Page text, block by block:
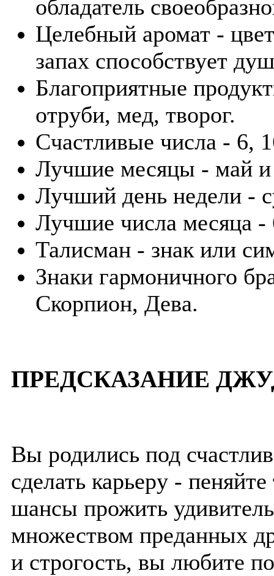
обладатель
Целебный аромат -
запах способствует
Благоприятные
отруби, мед, творог.
Счастливые числа - 6,
Лучшие месяцы - май
Лучший день недели -
Лучшие числа месяца -
Талисман - знак или
Знаки гармоничного
Скорпион, Дева.
ПРЕДСКАЗАНИЕ
Вы родились под
сделать карьеру -
шансы прожить
множеством преданных
и строгость, вы любите